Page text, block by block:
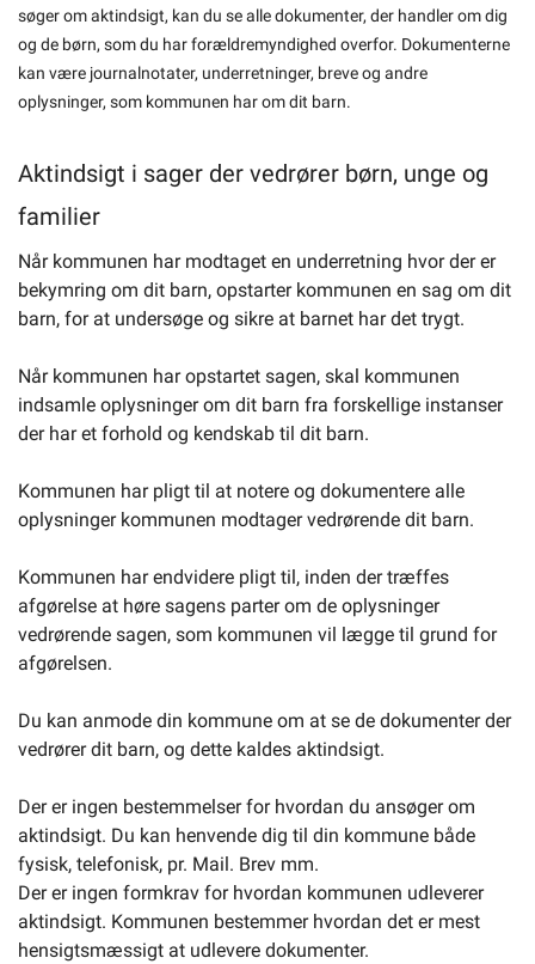
søger om aktindsigt, kan du se alle dokumenter, der handler om dig
og de børn, som du har forældremyndighed overfor. Dokumenterne
kan være journalnotater, underretninger, breve og andre
oplysninger, som kommunen har om dit barn.
Aktindsigt i sager der vedrører børn, unge og
familier
Når kommunen har modtaget en underretning hvor der er
bekymring om dit barn, opstarter kommunen en sag om dit
barn, for at undersøge og sikre at barnet har det trygt.
Når kommunen har opstartet sagen, skal kommunen
indsamle oplysninger om dit barn fra forskellige instanser
der har et forhold og kendskab til dit barn.
Kommunen har pligt til at notere og dokumentere alle
oplysninger kommunen modtager vedrørende dit barn.
Kommunen har endvidere pligt til, inden der træffes
afgørelse at høre sagens parter om de oplysninger
vedrørende sagen, som kommunen vil lægge til grund for
afgørelsen.
Du kan anmode din kommune om at se de dokumenter der
vedrører dit barn, og dette kaldes aktindsigt.
Der er ingen bestemmelser for hvordan du ansøger om
aktindsigt. Du kan henvende dig til din kommune både
fysisk, telefonisk, pr. Mail. Brev mm.
Der er ingen formkrav for hvordan kommunen udleverer
aktindsigt. Kommunen bestemmer hvordan det er mest
hensigtsmæssigt at udlevere dokumenter.